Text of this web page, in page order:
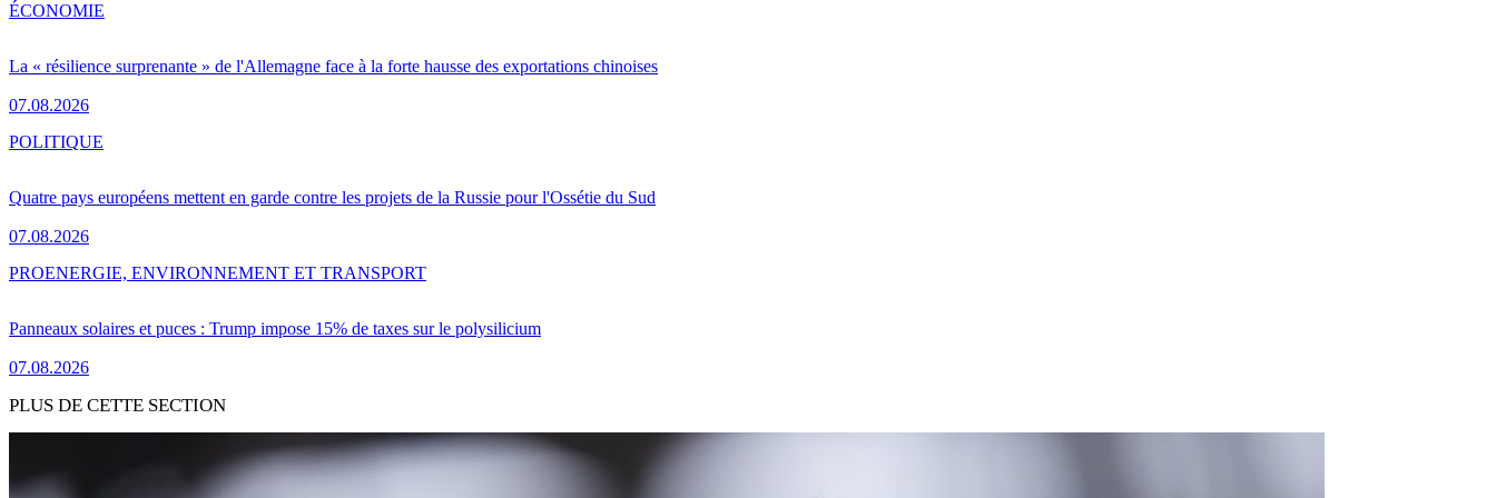
La « résilience surprenante » de l'Allemagne face à la forte hausse des exportations chinoises
07.08.2026
ÉCONOMIE
Quatre pays européens mettent en garde contre les projets de la Russie pour l'Ossétie du Sud
07.08.2026
POLITIQUE
Panneaux solaires et puces : Trump impose 15% de taxes sur le polysilicium
07.08.2026
PROENERGIE, ENVIRONNEMENT ET TRANSPORT
PLUS DE CETTE SECTION